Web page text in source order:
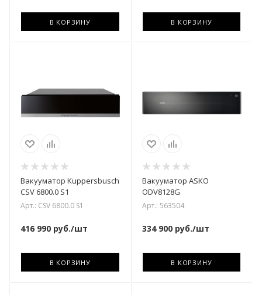
В КОРЗИНУ В КОРЗИНУ
Вакууматор Kuppersbusch
CSV 6800.0 S1
Арт.: CSV 6800.0 S1
416 990 руб./шт
В КОРЗИНУ
Вакууматор ASKO
ODV8128G
Арт.: 563504
334 900руб./шт
В КОРЗИНУ